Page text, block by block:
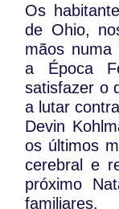
Os
de Ohio,
mãos numa
a Época
satisfazer o
a lutar
Devin
os últimos
cerebral e
próximo
familiares.